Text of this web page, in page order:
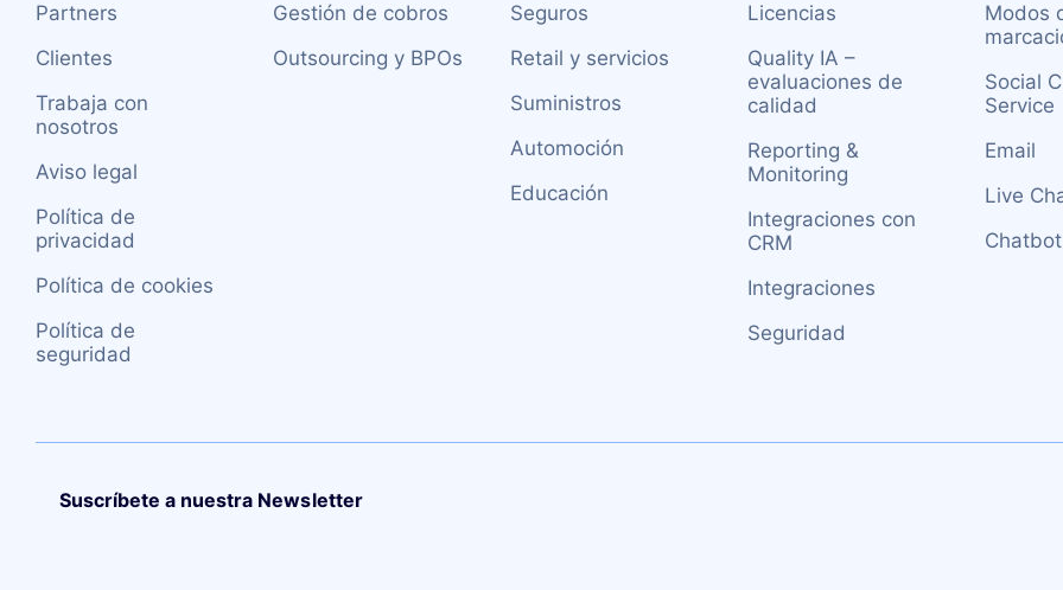
Partners
Clientes
Trabaja con
nosotros
Aviso legal
Política de
privacidad
Política de cookies
Política de
seguridad
Gestión de cobros
Outsourcing y BPOs
Seguros
Retail y servicios
Suministros
Automoción
Educación
Licencias
Quality IA –
evaluaciones de
calidad
Reporting &
Monitoring
Integraciones con
CRM
Integraciones
Seguridad
Modos
Social
Service
Email
Live
Chatbot
Suscríbete a nuestra Newsletter